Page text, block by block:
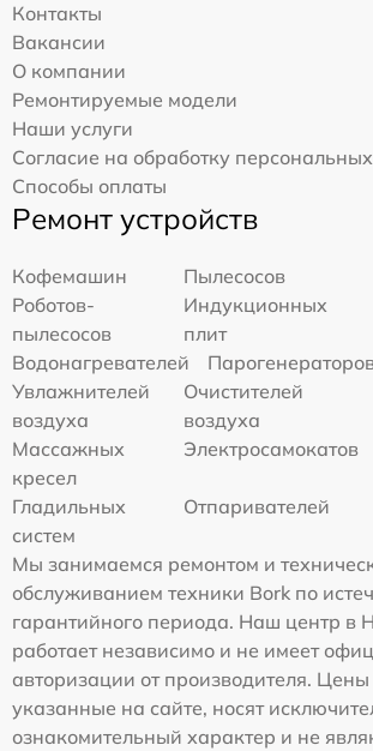
Контакты
Вакансии
О компании
Ремонтируемые модели
Наши услуги
Согласие на обработку
Способы оплаты
Ремонт устройств
Кофемашин
Пылесосов
Роботов-
пылесосов
Индукционных
плит
Водонагревателей
Увлажнителей
воздуха
Очистителей
воздуха
Массажных
кресел
Электросамокатов
Гладильных
систем
Отпаривателей
Мы занимаемся ремонтом и
обслуживанием техники Bork по
гарантийного периода. Наш центр в
работает независимо и не имеет
авторизации от производителя.
указанные на сайте, носят
ознакомительный характер и не